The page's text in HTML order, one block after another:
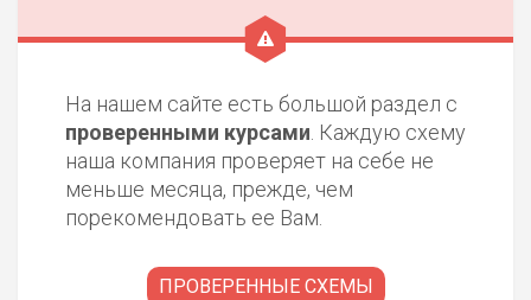
На нашем сайте есть большой раздел с
проверенными курсами . Каждую схему
наша компания проверяет на себе не
меньше месяца, прежде, чем
порекомендовать ее Вам.
ПРОВЕРЕННЫЕ СХЕМЫ